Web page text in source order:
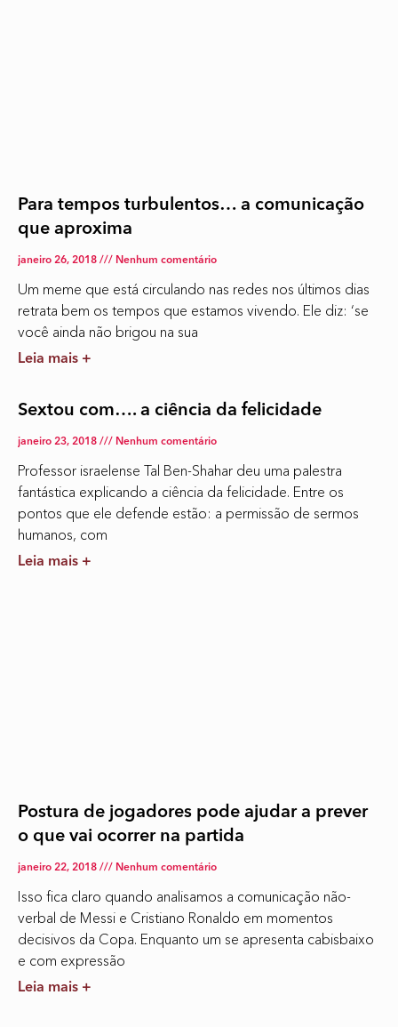
Para tempos turbulentos… a comunicação
que aproxima
janeiro 26, 2018 Nenhum comentário
Um meme que está circulando nas redes nos últimos dias
retrata bem os tempos que estamos vivendo. Ele diz: ‘se
você ainda não brigou na sua
Leia mais +
Sextou com…. a ciência da felicidade
janeiro 23, 2018 Nenhum comentário
Professor israelense Tal Ben-Shahar deu uma palestra
fantástica explicando a ciência da felicidade. Entre os
pontos que ele defende estão: a permissão de sermos
humanos, com
Leia mais +
Postura de jogadores pode ajudar a prever
o que vai ocorrer na partida
janeiro 22, 2018 Nenhum comentário
Isso fica claro quando analisamos a comunicação não-
verbal de Messi e Cristiano Ronaldo em momentos
decisivos da Copa. Enquanto um se apresenta cabisbaixo
e com expressão
Leia mais +